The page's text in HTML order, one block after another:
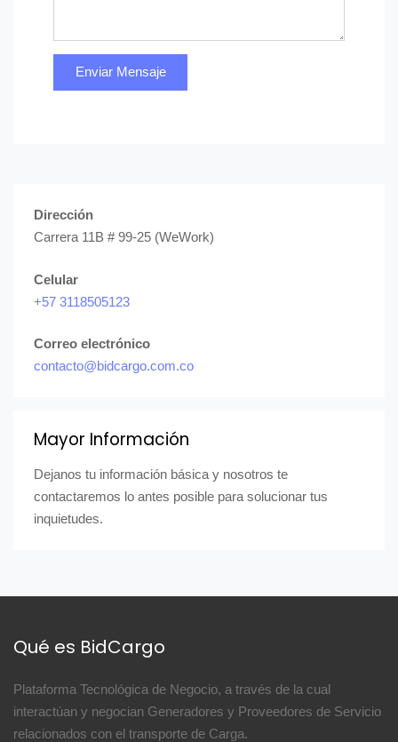
Dirección
Carrera 11B # 99-25 (WeWork)
Celular
+57 3118505123
Correo electrónico
contacto@bidcargo.com.co
Mayor Información
Dejanos tu información básica y nosotros te
contactaremos lo antes posible para solucionar tus
inquietudes.
Qué es BidCargo
Plataforma Tecnológica de Negocio, a través de la cual
interactúan y negocian Generadores y Proveedores de Servicio
relacionados con el transporte de Carga.